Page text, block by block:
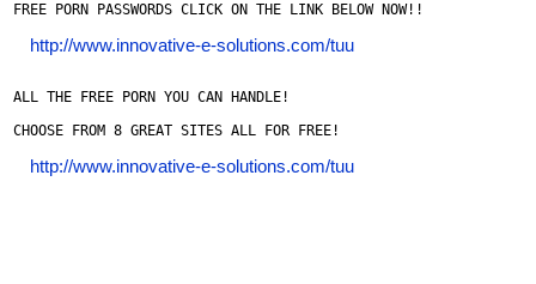
FREE PORN PASSWORDS CLICK ON THE LINK BELOW NOW!!
http://www.innovative-e-solutions.com/tuu
ALL THE FREE PORN YOU CAN HANDLE!
CHOOSE FROM 8 GREAT SITES ALL FOR FREE!
http://www.innovative-e-solutions.com/tuu